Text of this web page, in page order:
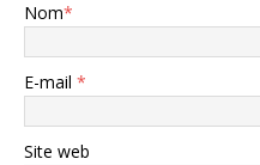
Nom*
E-mail *
Site web